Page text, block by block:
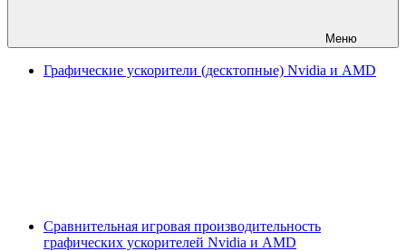
Меню
Графические ускорители (десктопные) Nvidia и AMD
Сравнительная игровая производительность
графических ускорителей Nvidia и AMD